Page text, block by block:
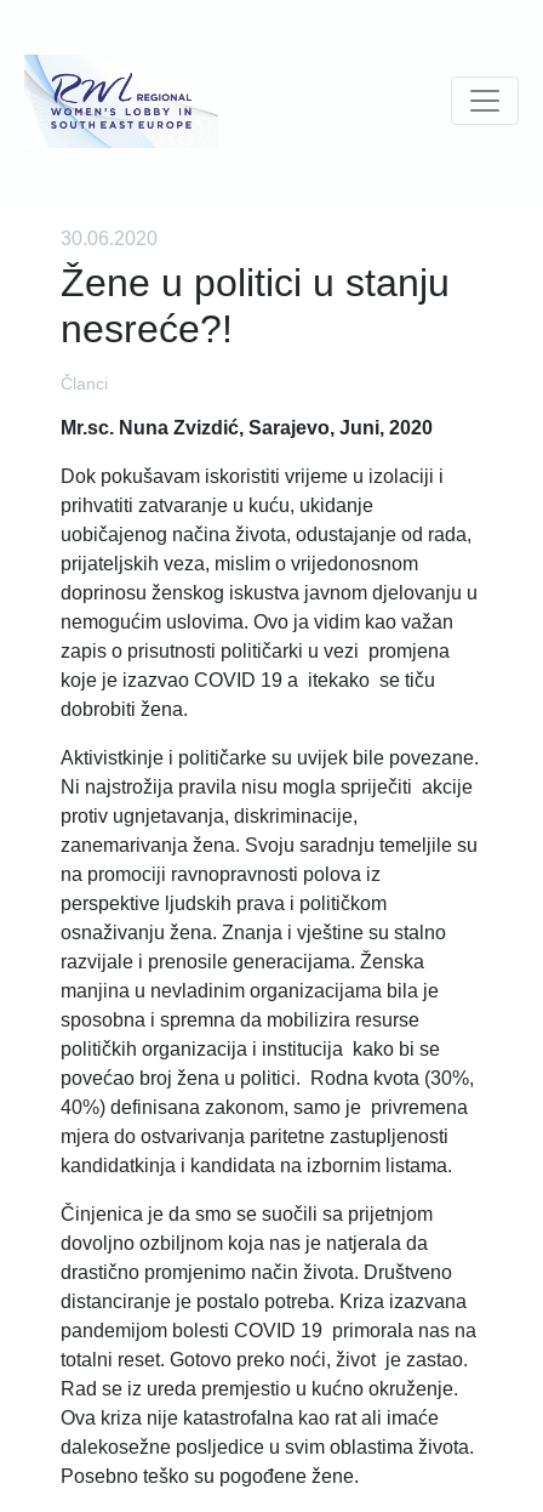
30.06.2020
Žene u politici u stanju
nesreće?!
Članci
Mr.sc. Nuna Zvizdić, Sarajevo, Juni, 2020
Dok pokušavam iskoristiti vrijeme u izolaciji i
prihvatiti zatvaranje u kuću, ukidanje
uobičajenog načina života, odustajanje od rada,
prijateljskih veza, mislim o vrijedonosnom
doprinosu ženskog iskustva javnom djelovanju u
nemogućim uslovima. Ovo ja vidim kao važan
zapis o prisutnosti političarki u vezi promjena
koje je izazvao COVID 19 a itekako se tiču
dobrobiti žena.
Aktivistkinje i političarke su uvijek bile povezane.
Ni najstrožija pravila nisu mogla spriječiti akcije
protiv ugnjetavanja, diskriminacije,
zanemarivanja žena. Svoju saradnju temeljile su
na promociji ravnopravnosti polova iz
perspektive ljudskih prava i političkom
osnaživanju žena. Znanja i vještine su stalno
razvijale i prenosile generacijama. Ženska
manjina u nevladinim organizacijama bila je
sposobna i spremna da mobilizira resurse
političkih organizacija i institucija kako bi se
povećao broj žena u politici. Rodna kvota (30%,
40%) definisana zakonom, samo je privremena
mjera do ostvarivanja paritetne zastupljenosti
kandidatkinja i kandidata na izbornim listama.
Činjenica je da smo se suočili sa prijetnjom
dovoljno ozbiljnom koja nas je natjerala da
drastično promjenimo način života. Društveno
distanciranje je postalo potreba. Kriza izazvana
pandemijom bolesti COVID 19 primorala nas na
totalni reset. Gotovo preko noći, život je zastao.
Rad se iz ureda premjestio u kućno okruženje.
Ova kriza nije katastrofalna kao rat ali imaće
dalekosežne posljedice u svim oblastima života.
Posebno teško su pogođene žene.